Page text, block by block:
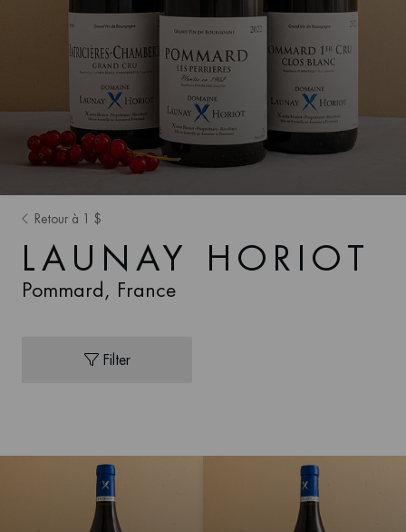
Retour à 1 $
LAUNAY HORIOT
Pommard, France
Filter